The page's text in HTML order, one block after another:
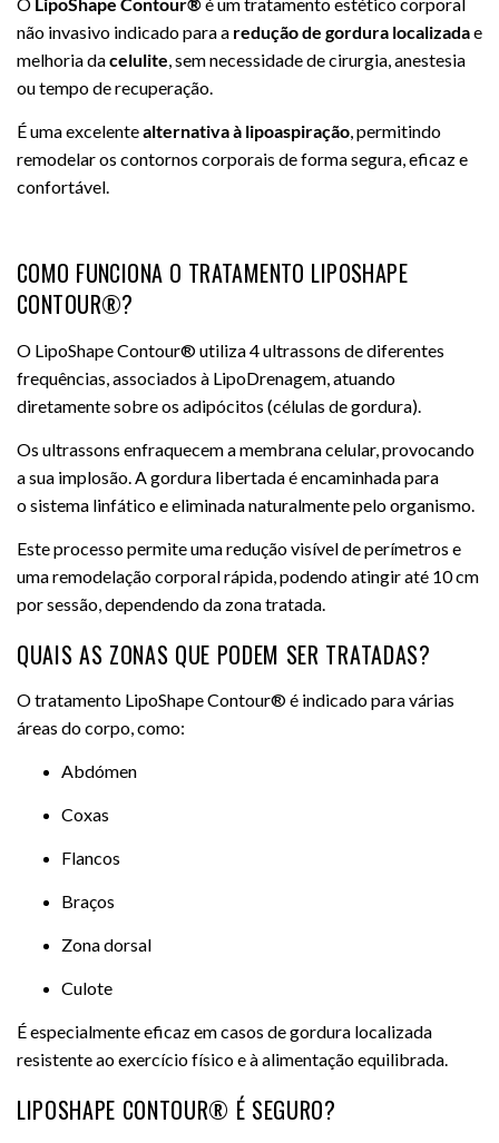
O LipoShape Contour®é um tratamento estético corporal
não invasivo indicado para a redução de gordura localizadae
melhoria dacelulite, sem necessidade de cirurgia, anestesia
ou tempo de recuperação.
É uma excelentealternativa à lipoaspiração, permitindo
remodelar os contornos corporais de forma segura, eficaz e
confortável.
COMO FUNCIONA O TRATAMENTO LIPOSHAPE
CONTOUR®?
O LipoShape Contour® utiliza 4 ultrassons de diferentes
frequências, associados à LipoDrenagem, atuando
diretamente sobre os adipócitos (células de gordura).
Os ultrassons enfraquecem a membrana celular, provocando
a sua implosão. A gordura libertada é encaminhada para
o sistema linfático e eliminada naturalmente pelo organismo.
Este processo permite uma redução visível de perímetros e
uma remodelação corporal rápida, podendo atingir até 10 cm
por sessão, dependendo da zona tratada.
QUAIS AS ZONAS QUE PODEM SER TRATADAS?
O tratamento LipoShape Contour® é indicado para várias
áreas do corpo, como:
Abdómen
Coxas
Flancos
Braços
Zona dorsal
Culote
É especialmente eficaz em casos de gordura localizada
resistente ao exercício físico e à alimentação equilibrada.
LIPOSHAPE CONTOUR® É SEGURO?